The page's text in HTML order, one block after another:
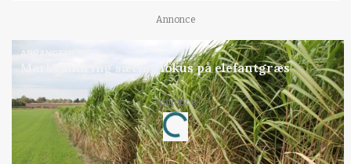
Annonce
ARRANGEMENT
Markvandring sætter fokus på elefantgræs
Annonce
Loading...